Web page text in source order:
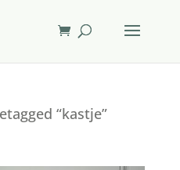
“kastje”